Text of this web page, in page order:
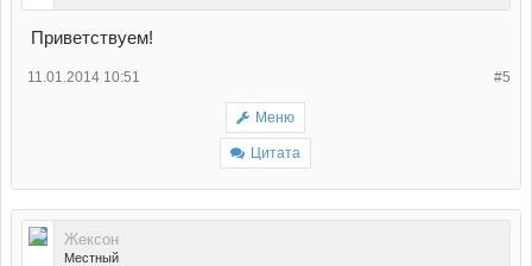
Приветствуем!
#5
11.01.2014 10:51
Меню
Цитата
Жексон
Местный